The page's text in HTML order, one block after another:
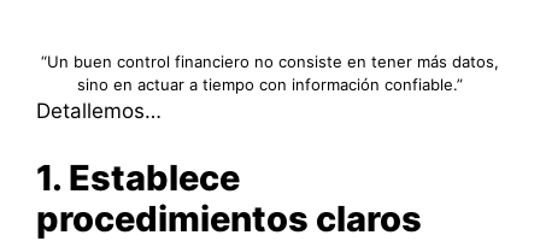
“Un buen control financiero no consiste en tener más datos,
sino en actuar a tiempo con información confiable.”
Detallemos…
1. Establece
procedimientos claros